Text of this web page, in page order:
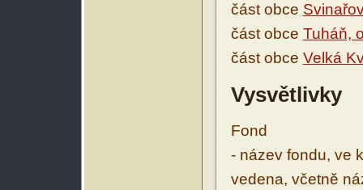
část obce
část obce Tuháň,
část obce Velká
Vysvětlivky
Fond
- název fondu, ve
vedena, včetně